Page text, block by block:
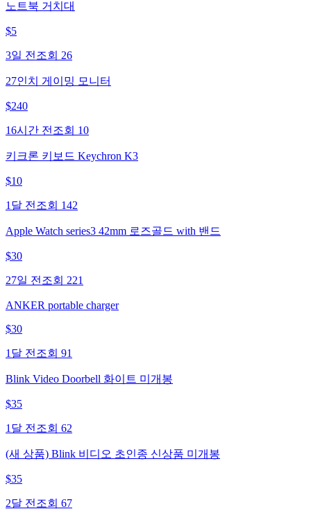
노트북 거치대
$5
3일 전 조회 26
27인치 게이밍 모니터
$240
16시간 전 조회 10
키크론 키보드 Keychron K3
$10
1달 전 조회 142
Apple Watch series3 42mm 로즈골드 with 밴드
$30
27일 전 조회 221
ANKER portable charger
$30
1달 전 조회 91
Blink Video Doorbell 화이트 미개봉
$35
1달 전 조회 62
(새 상품) Blink 비디오 초인종 신상품 미개봉
$35
2달 전 조회 67